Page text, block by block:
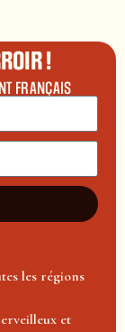
!
FRANÇAIS
les régions
et